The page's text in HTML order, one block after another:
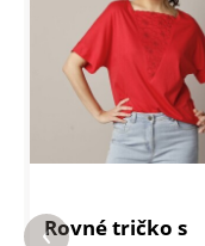
Rovné tričko s